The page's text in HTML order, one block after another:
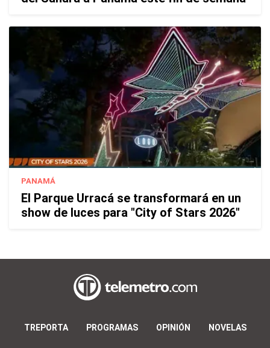
PANAMÁ
El Parque Urracá se transformará en un
show de luces para "City of Stars 2026"
TREPORTA PROGRAMAS OPINIÓN NOVELAS